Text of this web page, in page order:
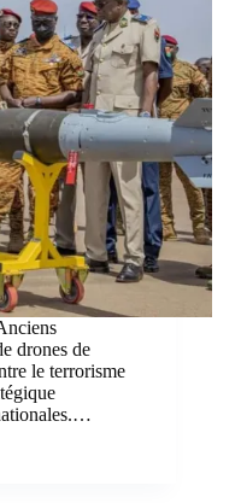
drones de
le terrorisme